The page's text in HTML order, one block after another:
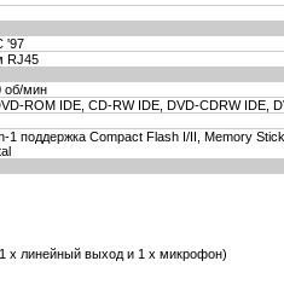
'97
RJ45
об/мин
ROM IDE, CD-RW IDE, DVD-CDRW IDE,
1 поддержка Compact Flash I/II, Memory
x линейный выход и 1 x микрофон)